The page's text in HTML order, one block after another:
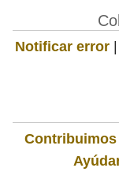
Notificar error |